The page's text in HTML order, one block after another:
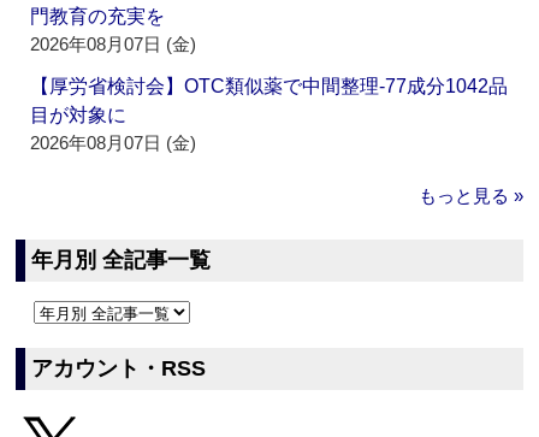
門教育の充実を
2026年08月07日 (金)
【厚労省検討会】OTC類似薬で中間整理‐77成分1042品
目が対象に
2026年08月07日 (金)
もっと見る »
年月別 全記事一覧
アカウント・RSS